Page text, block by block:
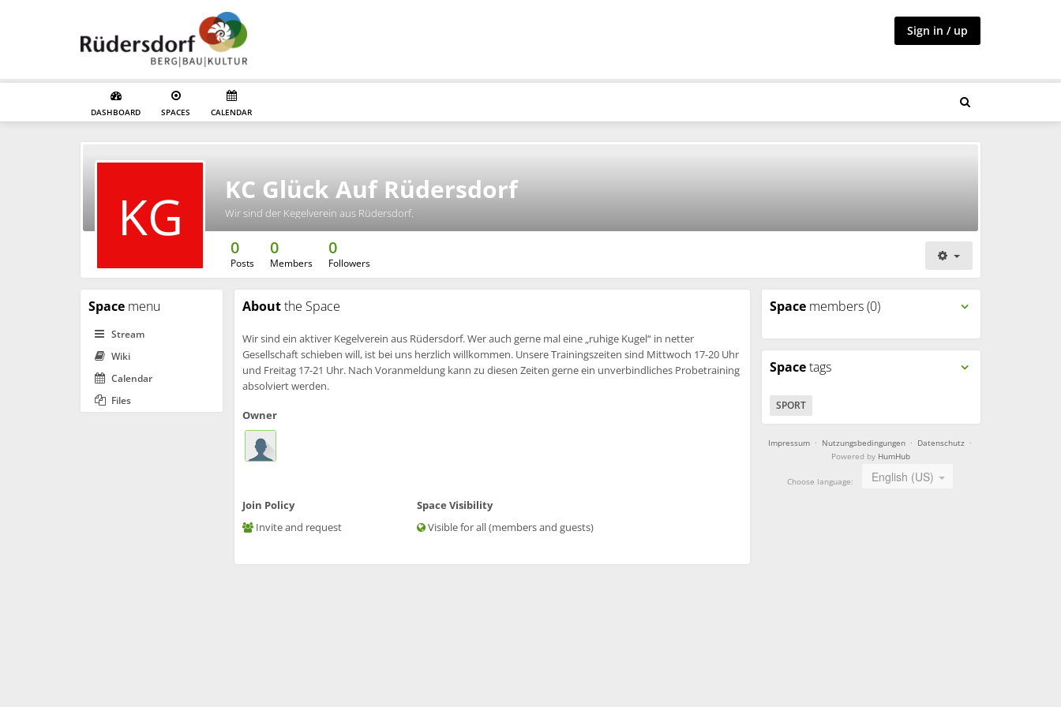
Sign in / up
DASHBOARD SPACES CALENDAR
KC Glück Auf Rüdersdorf
Wir sind der Kegelverein aus Rüdersdorf.
KG 0
Posts
0
Members
0
Followers
Space menu
Stream
Wiki
Calendar
Files
Aboutthe Space
Wir sind ein aktiver Kegelverein aus Rüdersdorf. Wer auch gerne mal eine „ruhige Kugel“ in netter
Gesellschaft schieben will, ist bei uns herzlich willkommen. Unsere Trainingszeiten sind Mittwoch 17-20 Uhr
und Freitag 17-21 Uhr. Nach Voranmeldung kann zu diesen Zeiten gerne ein unverbindliches Probetraining
absolviert werden.
Owner
Join Policy
Invite and request
Space Visibility
Visible for all (members and guests)
Spacemembers (0)
Spacetags
SPORT
Impressum· Nutzungsbedingungen· Datenschutz·
Powered by HumHub
Choose language: English (US)